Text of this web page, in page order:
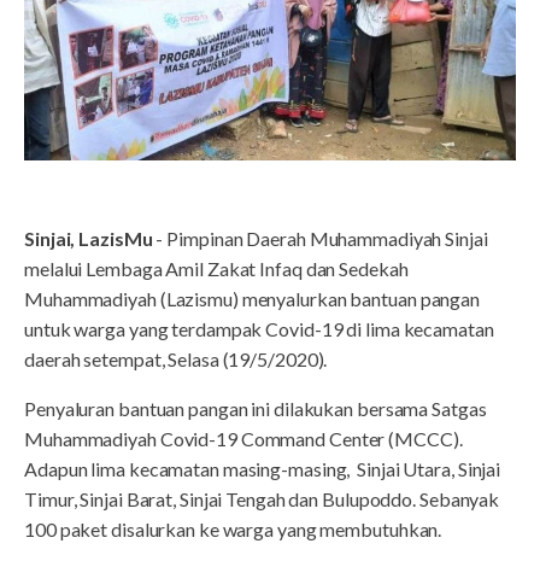
Sinjai, LazisMu - Pimpinan Daerah Muhammadiyah Sinjai
melalui Lembaga Amil Zakat Infaq dan Sedekah
Muhammadiyah (Lazismu) menyalurkan bantuan pangan
untuk warga yang terdampak Covid-19 di lima kecamatan
daerah setempat, Selasa (19/5/2020).
Penyaluran bantuan pangan ini dilakukan bersama Satgas
Muhammadiyah Covid-19 Command Center (MCCC).
Adapun lima kecamatan masing-masing, Sinjai Utara, Sinjai
Timur, Sinjai Barat, Sinjai Tengah dan Bulupoddo. Sebanyak
100 paket disalurkan ke warga yang membutuhkan.